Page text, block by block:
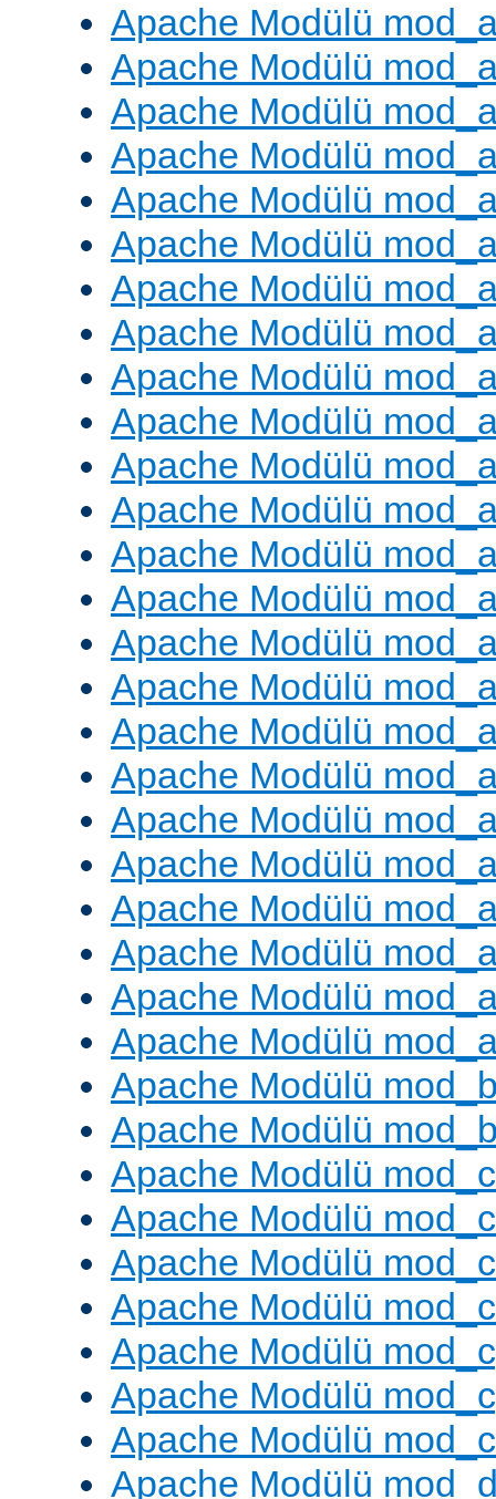
Apache Modülü
Apache Modülü
Apache Modülü
Apache Modülü
Apache Modülü
Apache Modülü
Apache Modülü
Apache Modülü
Apache Modülü
Apache Modülü
Apache Modülü
Apache Modülü
Apache Modülü
Apache Modülü
Apache Modülü
Apache Modülü
Apache Modülü
Apache Modülü
Apache Modülü
Apache Modülü
Apache Modülü
Apache Modülü
Apache Modülü
Apache Modülü
Apache Modülü
Apache Modülü
Apache Modülü
Apache Modülü
Apache Modülü
Apache Modülü
Apache Modülü
Apache Modülü
Apache Modülü
Apache Modülü